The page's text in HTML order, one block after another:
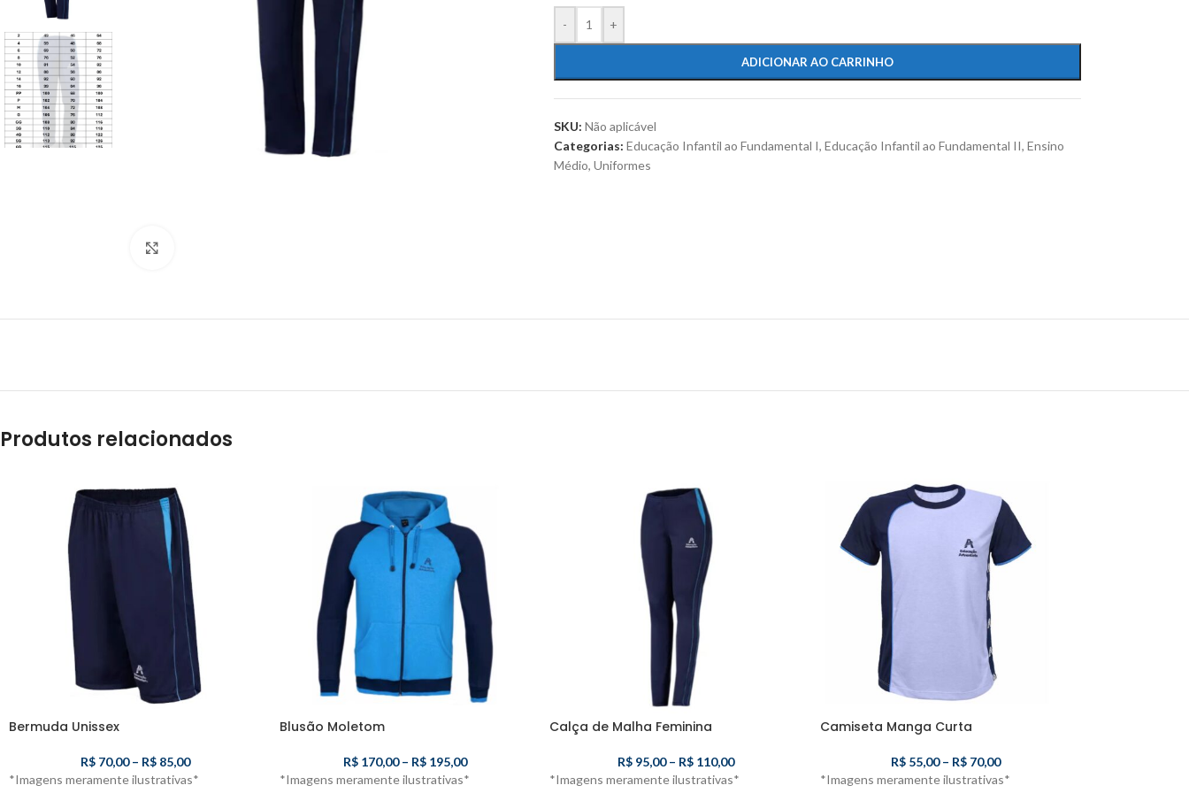
- +
ADICIONAR AO CARRINHO
SKU: Não aplicável
Categorias: Educação Infantil ao Fundamental I, Educação Infantil ao Fundamental II, Ensino
Médio, Uniformes
Produtos relacionados
Bermuda Unissex
R$70,00 – R$85,00
*Imagens meramente ilustrativas*
Blusão Moletom
R$ 170,00 – R$ 195,00
*Imagens meramente ilustrativas*
Calça de Malha Feminina
R$95,00 – R$110,00
*Imagens meramente ilustrativas*
Camiseta Manga Curta
R$ 55,00 – R$ 70,00
*Imagens meramente ilustrativas*